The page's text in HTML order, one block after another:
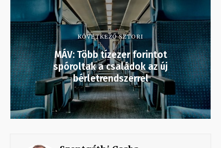
KÖVETKEZŐ SZTORI
MÁV: Több tízezer forintot
spóroltak a családok az új
bérletrendszerrel